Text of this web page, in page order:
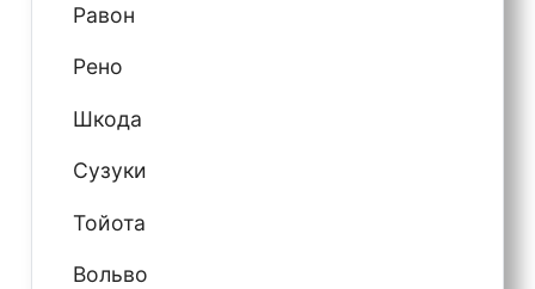
Равон
Рено
Шкода
Сузуки
Тойота
Вольво